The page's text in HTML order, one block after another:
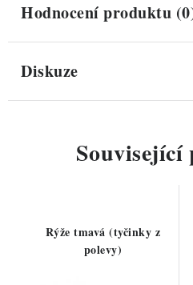
Hodnocení produktu
Diskuze
Rýže tmavá (tyčinky z
polevy)